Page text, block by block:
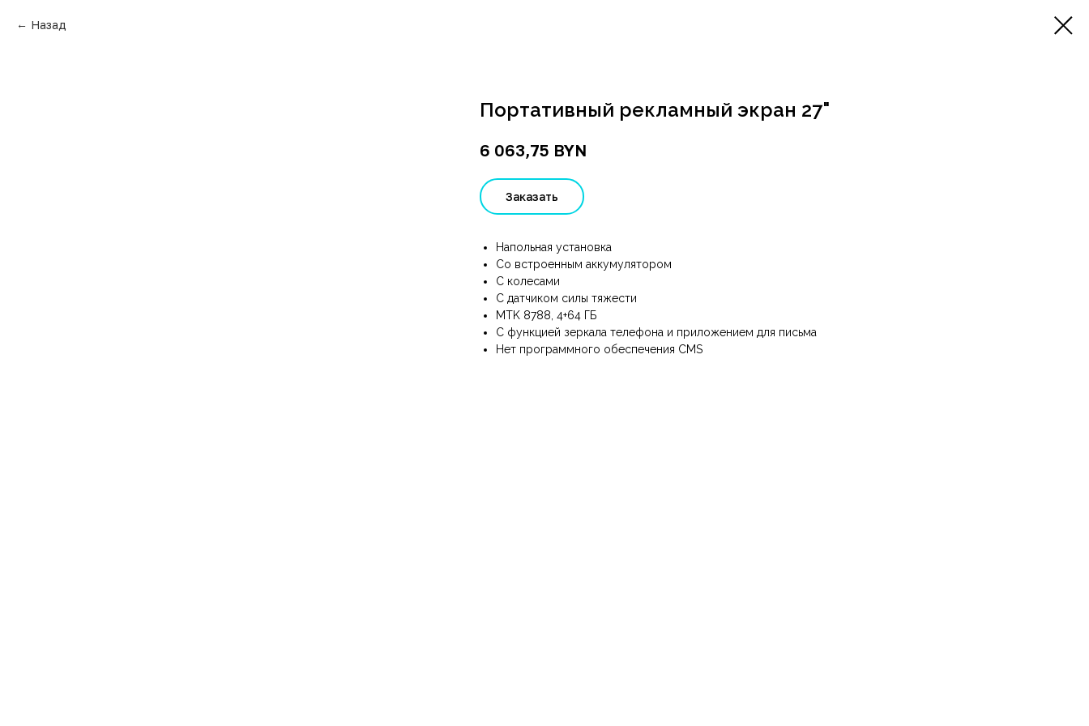
Назад
Портативный рекламный экран 27"
6 063,75 BYN
Заказать
Напольная установка
Со встроенным аккумулятором
С колесами
С датчиком силы тяжести
MTK 8788, 4+64 ГБ
С функцией зеркала телефона и приложением для письма
Нет программного обеспечения CMS